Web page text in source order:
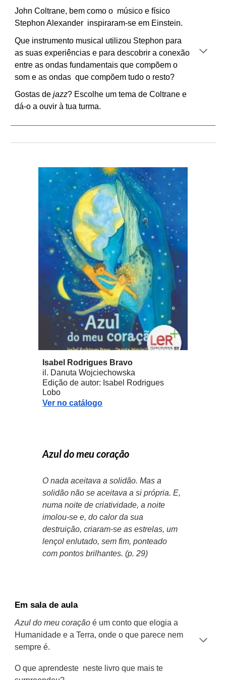
John Coltrane, bem como o músico e físico
Stephon Alexander inspiraram-se em Einstein.
Que instrumento musical utilizou Stephon para
as suas experiências e para descobrir a conexão
entre as ondas fundamentais que compõem o
som e as ondas que compõem tudo o resto?
Gostas dejazz? Escolhe um tema de Coltrane e
dá-o a ouvir à tua turma.
Isabel Rodrigues Bravo
il. Danuta Wojciechowska
Edição de autor: Isabel Rodrigues
Lobo
Ver no catálogo
Azul do meu coração
O nada aceitava a solidão. Mas a
solidão não se aceitava a si própria. E,
numa noite de criatividade, a noite
imolou-se e, do calor da sua
destruição, criaram-se as estrelas, um
lençol enlutado, sem fim, ponteado
com pontos brilhantes. (p. 29)
Em sala de aula
Azul do meu coraçãoé um conto que elogia a
Humanidade e a Terra, onde o que parece nem
sempre é.
O que aprendeste neste livro que mais te